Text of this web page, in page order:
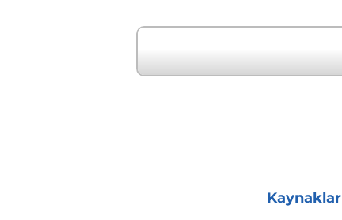
Kaynaklar